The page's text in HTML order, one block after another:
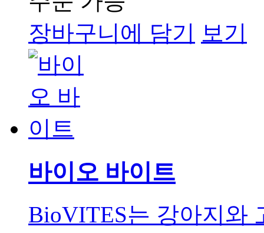
장바구니에 담기 보기
바이오 바이트
BioVITES는 강아지와